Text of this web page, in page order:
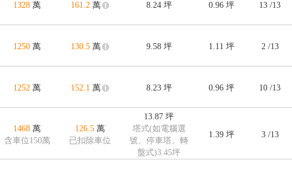
1328 萬 161.2萬 8.24坪 0.96 坪 13 /13
1250 萬 130.5萬 9.58坪 1.11 坪 2 /13
1252 萬 152.1 萬 8.23坪 0.96 坪 10 /13
1468 萬
含車位150萬
126.5 萬
已扣除車位
13.87 坪
塔式(如電腦選
號、停車塔、轉
盤式)3.45坪
1.39 坪 3 /13